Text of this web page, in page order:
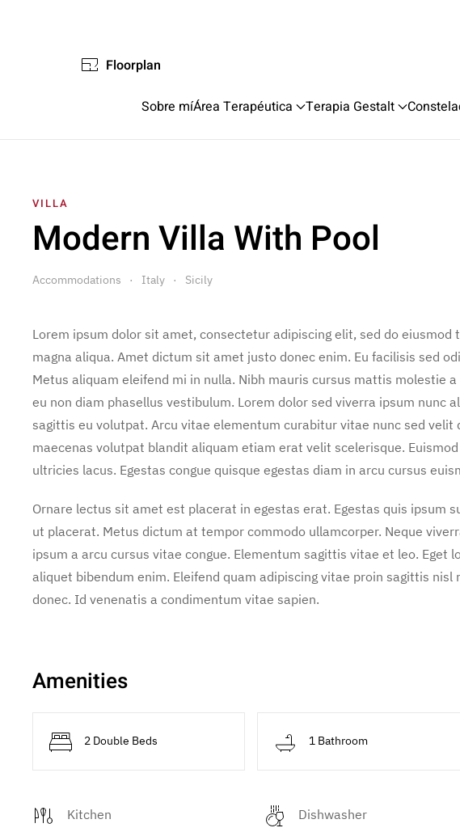
Sobre míÁrea Terapéutica Terapia Gestalt
Floorplan
VILLA
Modern Villa With Pool
Accommodations Italy Sicily
Lorem ipsum dolor sit amet, consectetur adipiscing elit, sed do
magna aliqua. Amet dictum sit amet justo donec enim. Eu facilisis sed
Metus aliquam eleifend mi in nulla. Nibh mauris cursus mattis molestie
eu non diam phasellus vestibulum. Lorem dolor sed viverra ipsum nunc
sagittis eu volutpat. Arcu vitae elementum curabitur vitae nunc sed velit
maecenas volutpat blandit aliquam etiam erat velit scelerisque.
ultricies lacus. Egestas congue quisque egestas diam in arcu cursus
Ornare lectus sit amet est placerat in egestas erat. Egestas quis ipsum
ut placerat. Metus dictum at tempor commodo ullamcorper. Neque
ipsum a arcu cursus vitae congue. Elementum sagittis vitae et leo. Eget
aliquet bibendum enim. Eleifend quam adipiscing vitae proin sagittis nisl
donec. Id venenatis a condimentum vitae sapien.
Amenities
2 Double Beds 1 Bathroom
Kitchen Dishwasher